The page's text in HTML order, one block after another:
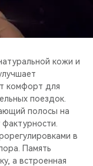
кожи и
комфорт для
поездок.
полосы на
в
Память
а встроенная